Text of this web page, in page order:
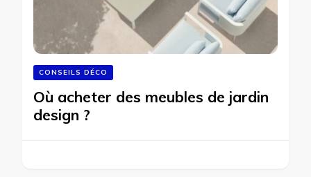
CONSEILS DÉCO
Où acheter des meubles de jardin
design ?